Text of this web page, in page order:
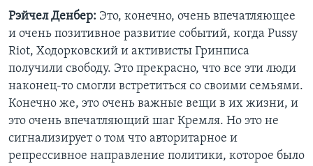
Рэйчел Денбер: Это, конечно, очень впечатляющее
и очень позитивное развитие событий, когда Pussy
Riot, Ходорковский и активисты Гринписа
получили свободу. Это прекрасно, что все эти люди
наконец-то смогли встретиться со своими семьями.
Конечно же, это очень важные вещи в их жизни, и
это очень впечатляющий шаг Кремля. Но это не
сигнализирует о том что авторитарное и
репрессивное направление политики, которое было